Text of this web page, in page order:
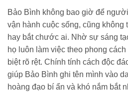
Bảo Bình không bao giờ để
vận hành cuộc sống, cũng không
hay bắt chước ai. Nhờ sự sáng
họ luôn làm việc theo phong
biệt rõ rệt. Chính tính cách độc
giúp Bảo Bình ghi tên mình vào
hoàng đạo bí ẩn và khó nắm bắt